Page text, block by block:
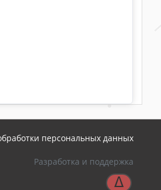
ᐃ
персональных данных
Разработка и поддержка